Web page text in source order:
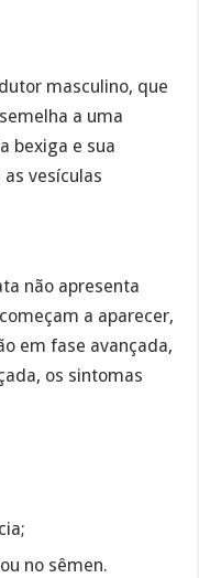
masculino, que
a uma
bexiga e sua
vesículas
não apresenta
a aparecer,
em fase avançada,
os sintomas
no sêmen.